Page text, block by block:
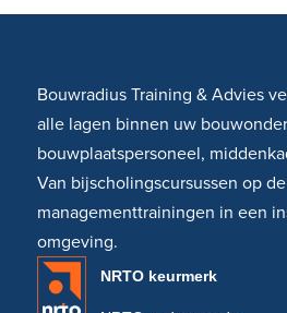
Bouwradius Training & Advies
alle lagen binnen uw
bouwplaatspersoneel,
Van bijscholingscursussen op
managementtrainingen in een
omgeving.
NRTO keurmerk